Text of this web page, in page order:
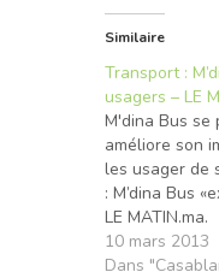
Similaire
Transport :
usagers – LE
M'dina Bus se
améliore son
les usager de
: M’dina Bus
LE MATIN.ma.
10 mars 2013
Dans